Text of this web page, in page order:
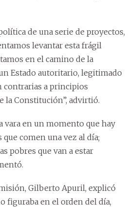
de una serie de proyectos,
levantar esta frágil
en el camino de la
Estado autoritario, legitimado
contrarias a principios
la Constitución”, advirtió.
vara en un momento que hay
que comen una vez al día;
pobres que van a estar
Gilberto Apuril, explicó
figuraba en el orden del día,